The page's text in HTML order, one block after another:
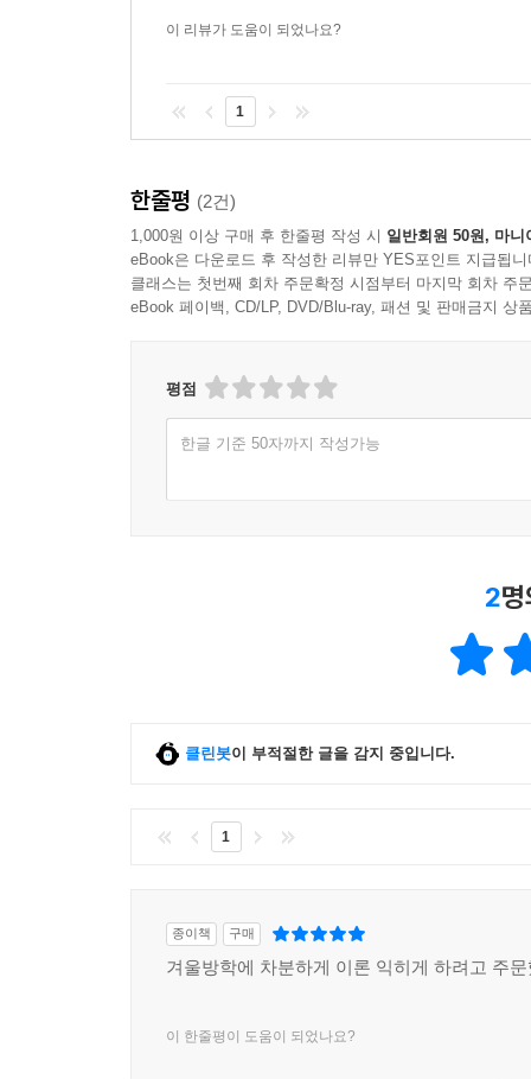
이 리뷰가 도움이 되었나요?
1
한줄평 (2건)
1,000원 이상 구매 후 한줄평 작성 시 일반회원 50원, 마니
eBook은 다운로드 후 작성한 리뷰만 YES포인트 지급됩니
클래스는 첫번째 회차 주문확정 시점부터 마지막 회차 주
eBook 페이백, CD/LP, DVD/Blu-ray, 패션 및 판매금지 상
평점
한글 기준 50자까지 작성가능
2
클린봇이 부적절한 글을 감지 중입니다.
1
종이책 구매
겨울방학에 차분하게 이론 익히게 하려고 주
이 한줄평이 도움이 되었나요?